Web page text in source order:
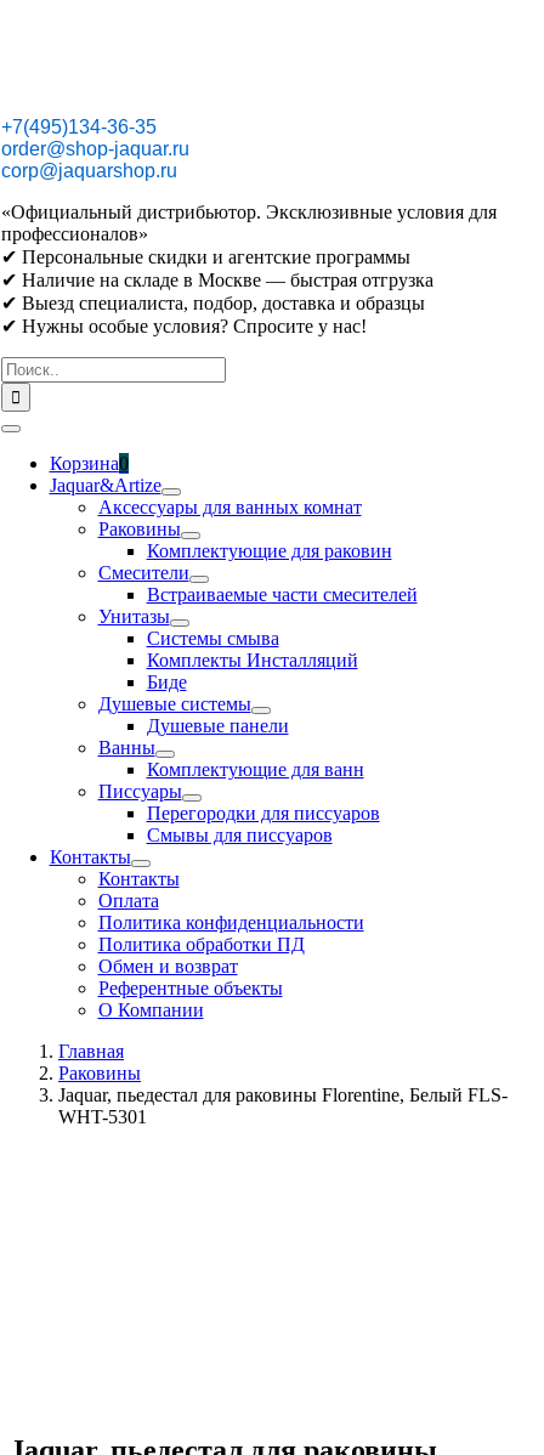
+7(495)134-36-35
order@shop-jaquar.ru
corp@jaquarshop.ru
«Официальный дистрибьютор. Эксклюзивные условия для
профессионалов»
✔ Персональные скидки и агентские программы
✔ Наличие на складе в Москве — быстрая отгрузка
✔ Выезд специалиста, подбор, доставка и образцы
✔ Нужны особые условия? Спросите у нас!
Результат
поиска:
Toggle
NavigationКорзина0
Jaquar&Artize
Аксессуары для ванных комнат
Раковины
Комплектующие для раковин
Смесители
Встраиваемые части смесителей
Унитазы
Системы смыва
Комплекты Инсталляций
Биде
Душевые системы
Душевые панели
Ванны
Комплектующие для ванн
Писсуары
Перегородки для писсуаров
Смывы для писсуаров
Контакты
Контакты
Оплата
Политика конфиденциальности
Политика обработки ПД
Обмен и возврат
Референтные объекты
О Компании
Главная
Раковины
Jaquar, пьедестал для раковины Florentine, Белый FLS-
WHT-5301